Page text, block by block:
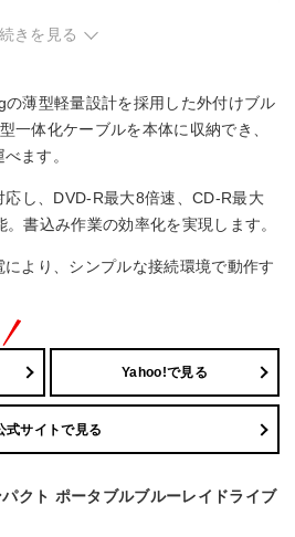
続きを見る
薄型軽量設計を採用した外付けブル
一体化ケーブルを本体に収納でき、
ます。
し、DVD-R最大8倍速、CD-R最大
書込み作業の効率化を実現します。
より、シンプルな接続環境で動作す
Yahoo!で見る
式サイトで見る
クト ポータブルブルーレイドライブ